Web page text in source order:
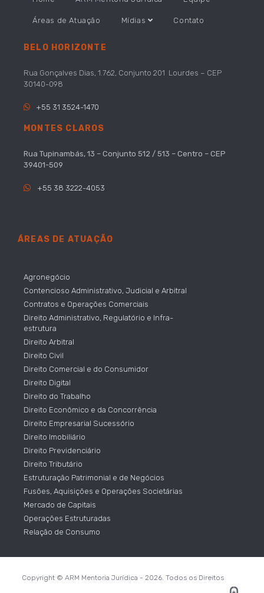
Áreas de Atuação Mídias Contato
BELO HORIZONTE
Rua Gonçalves Dias, 1.762, Conjunto 201 Lourdes – CEP
30140-098
+55 31 3524-1470
MONTES CLAROS
Rua Tupinambás, 13 – Conjunto 512 / 513 – Centro – CEP
39401-509
+55 38 3222-4053
ÁREAS DE ATUAÇÃO
Agronegócio
Contencioso Administrativo, Judicial e Arbitral
Contratos e Operações Comerciais
Direito Administrativo, Regulatório e Infra-
estrutura
Direito Arbitral
Direito Civil
Direito Comercial e do Consumidor
Direito Digital
Direito do Trabalho
Direito Econômico e da Concorrência
Direito Empresarial Sucessório
Direito Imobiliário
Direito Previdenciário
Direito Tributário
Estruturação Patrimonial e de Negócios
Fusões, Aquisições e Operações Societárias
Mercado de Capitais
Operações Estruturadas
Relação de Consumo
Copyright © ARM Mentoria Jurídica - 2026. Todos os Direitos